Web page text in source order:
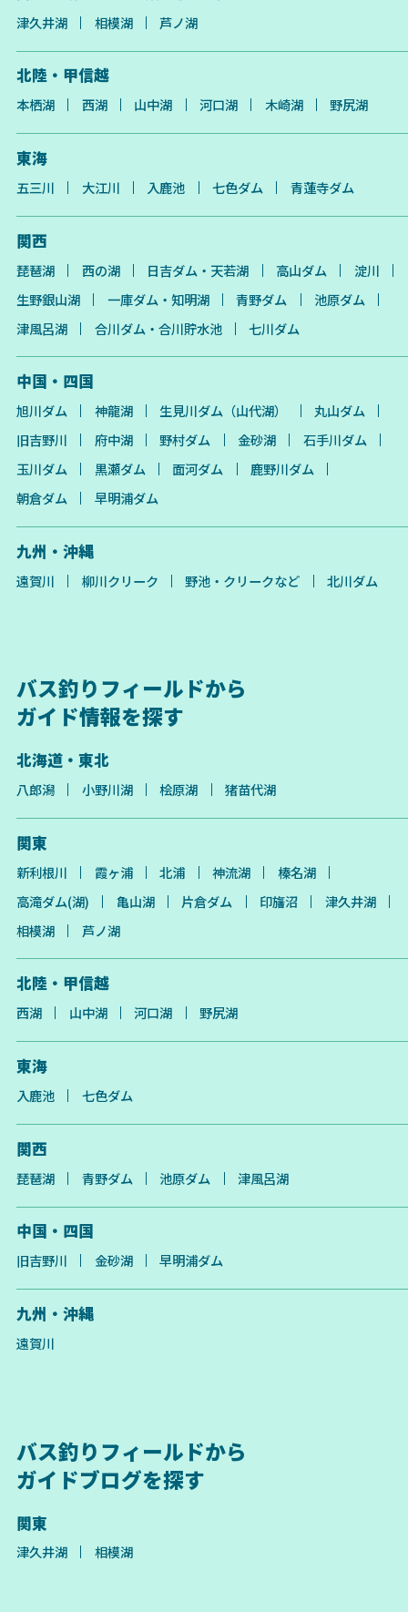
津久井湖
相模湖 芦ノ湖
北陸・甲信越
本栖湖 西湖 山中湖 河口湖 木崎湖 野尻湖
東海
五三川 大江川 入鹿池 七色ダム 青蓮寺ダム
関西
琵琶湖 西の湖 日吉ダム・天若湖 高山ダム
淀川
生野銀山湖
一庫ダム・知明湖 青野ダム
池原ダム
津風呂湖
合川ダム・合川貯水池 七川ダム
中国・四国
旭川ダム 神龍湖 生見川ダム（山代湖）
丸山ダム
旧吉野川
府中湖 野村ダム 金砂湖
石手川ダム
玉川ダム
黒瀬ダム 面河ダム
鹿野川ダム
朝倉ダム
早明浦ダム
九州・沖縄
遠賀川 柳川クリーク 野池・クリークなど 北川ダム
バス釣りフィールドから
ガイド情報を探す
北海道・東北
八郎潟 小野川湖 桧原湖 猪苗代湖
関東
新利根川 霞ヶ浦 北浦 神流湖
榛名湖
高滝ダム(湖)
亀山湖 片倉ダム 印旛沼
津久井湖
相模湖
芦ノ湖
北陸・甲信越
西湖 山中湖 河口湖 野尻湖
東海
入鹿池 七色ダム
関西
琵琶湖 青野ダム 池原ダム 津風呂湖
中国・四国
旧吉野川 金砂湖 早明浦ダム
九州・沖縄
遠賀川
バス釣りフィールドから
ガイドブログを探す
関東
津久井湖 相模湖